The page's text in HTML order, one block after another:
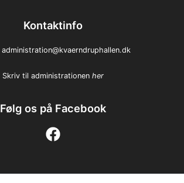
Kontaktinfo
administration@kvaerndruphallen.dk
Skriv til administrationen her
Følg os på Facebook